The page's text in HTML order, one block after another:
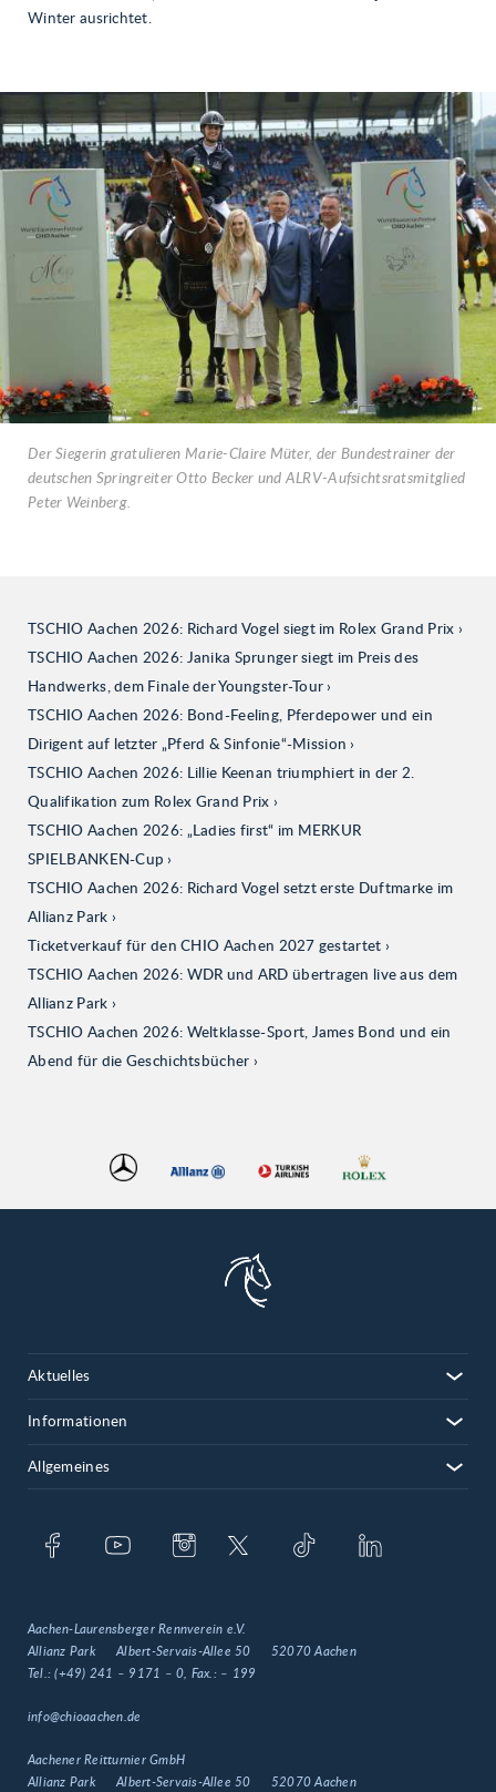
Winter ausrichtet.
Der Siegerin gratulieren Marie-Claire Müter, der Bundestrainer der
deutschen Springreiter Otto Becker und ALRV-Aufsichtsratsmitglied
Peter Weinberg.
TSCHIO Aachen 2026: Richard Vogel siegt im Rolex Grand Prix
TSCHIO Aachen 2026: Janika Sprunger siegt im Preis des
Handwerks, dem Finale der Youngster-Tour
TSCHIO Aachen 2026: Bond-Feeling, Pferdepower und ein
Dirigent auf letzter „Pferd & Sinfonie“-Mission
TSCHIO Aachen 2026: Lillie Keenan triumphiert in der 2.
Qualifikation zum Rolex Grand Prix
TSCHIO Aachen 2026: „Ladies first“ im MERKUR
SPIELBANKEN-Cup
TSCHIO Aachen 2026: Richard Vogel setzt erste Duftmarke im
Allianz Park
Ticketverkauf für den CHIO Aachen 2027 gestartet
TSCHIO Aachen 2026: WDR und ARD übertragen live aus dem
Allianz Park
TSCHIO Aachen 2026: Weltklasse-Sport, James Bond und ein
Abend für die Geschichtsbücher
Aktuelles
Informationen
Allgemeines
Aachen-Laurensberger Rennverein e.V.
Allianz Park
Albert-Servais-Allee 50
52070 Aachen
Tel.:(+49) 241 – 9171 – 0 , Fax.: – 199
info@chioaachen.de
Aachener Reitturnier GmbH
Allianz Park
Albert-Servais-Allee 50 52070 Aachen